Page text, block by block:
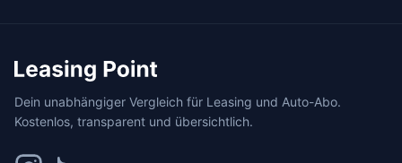
Dein unabhängiger Vergleich für Leasing und Auto-Abo.
Kostenlos, transparent und übersichtlich.